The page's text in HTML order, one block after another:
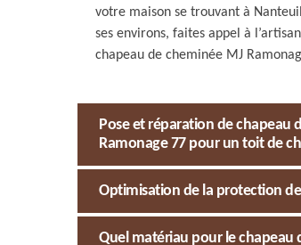
votre maison se trouvant à
ses environs, faites appel à
chapeau de cheminée MJ
Pose et réparation de chapeau
Ramonage 77 pour un toit de
Optimisation de la protection
Quel matériau pour le chapeau